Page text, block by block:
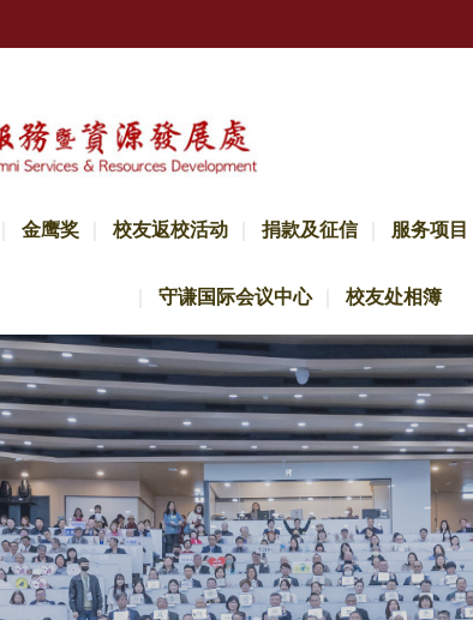
金鹰奖 校友返校活动 捐款及征信 服务项目
守谦国际会议中心 校友处相簿